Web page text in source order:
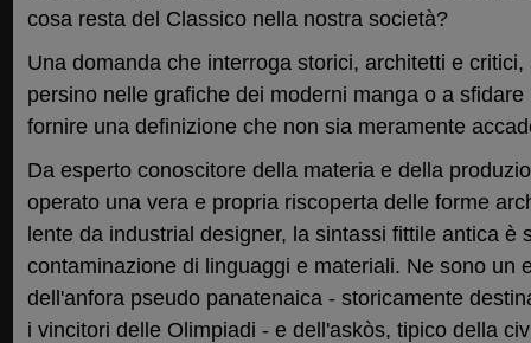
cosa resta del Classico nella nostra società?
Una domanda che interroga storici, architetti e
persino nelle grafiche dei moderni manga o a
fornire una definizione che non sia meramente
Da esperto conoscitore della materia e della
operato una vera e propria riscoperta delle forme
lente da industrial designer, la sintassi fittile antica è
contaminazione di linguaggi e materiali. Ne sono un
dell'anfora pseudo panatenaica - storicamente
i vincitori delle Olimpiadi - e dell'askòs, tipico della